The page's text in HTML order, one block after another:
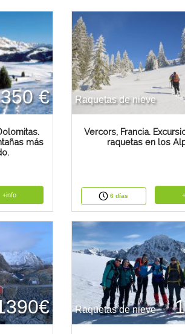
€
más
+info
Raquetas de nieve
Vercors, Francia.
raquetas en los
6 días
Raquetas de nieve